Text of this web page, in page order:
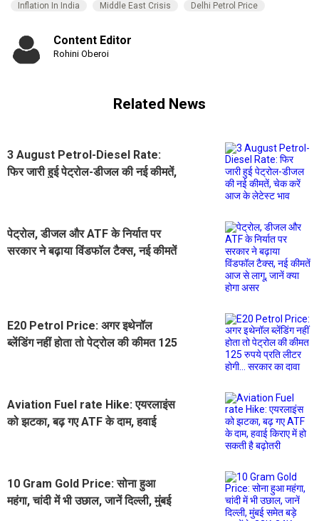
Inflation In India
Middle East Crisis Delhi Petrol Price
Content Editor
Rohini Oberoi
Related News
3 August Petrol-Diesel Rate:
फिर जारी हुई पेट्रोल-डीजल की नई कीमतें,
पेट्रोल, डीजल और ATF के निर्यात पर
सरकार ने बढ़ाया विंडफॉल टैक्स, नई कीमतें
E20 Petrol Price: अगर इथेनॉल
ब्लेंडिंग नहीं होता तो पेट्रोल की कीमत 125
Aviation Fuel rate Hike: एयरलाइंस
को झटका, बढ़ गए ATF के दाम, हवाई
10 Gram Gold Price: सोना हुआ
महंगा, चांदी में भी उछाल, जानें दिल्ली, मुंबई